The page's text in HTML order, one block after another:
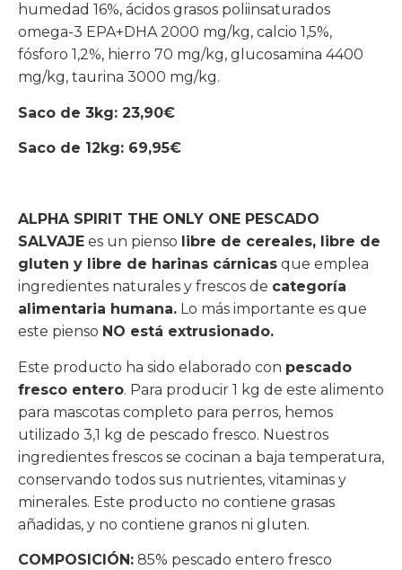
humedad 16%, ácidos grasos poliinsaturados
omega-3 EPA+DHA 2000 mg/kg, calcio 1,5%,
fósforo 1,2%, hierro 70 mg/kg, glucosamina 4400
mg/kg, taurina 3000 mg/kg.
Saco de 3kg: 23,90€
Saco de 12kg: 69,95€
ALPHA SPIRIT THE ONLY ONE PESCADO
SALVAJE es un pienso libre de cereales, libre de
gluten y libre de harinas cárnicas que emplea
ingredientes naturales y frescos de categoría
alimentaria humana. Lo más importante es que
este pienso NO está extrusionado.
Este producto ha sido elaborado con pescado
fresco entero. Para producir 1 kg de este alimento
para mascotas completo para perros, hemos
utilizado 3,1 kg de pescado fresco. Nuestros
ingredientes frescos se cocinan a baja temperatura,
conservando todos sus nutrientes, vitaminas y
minerales. Este producto no contiene grasas
añadidas, y no contiene granos ni gluten.
COMPOSICIÓN: 85% pescado entero fresco